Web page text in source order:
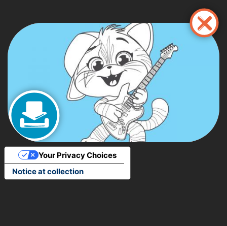
основного
вмісту
Notice at collection
Your Privacy Choices